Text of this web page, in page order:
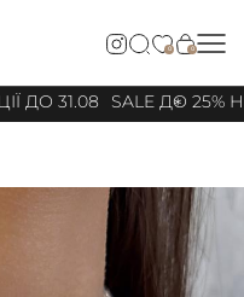
0 0
ДО 31.08 SALE ДО 25%